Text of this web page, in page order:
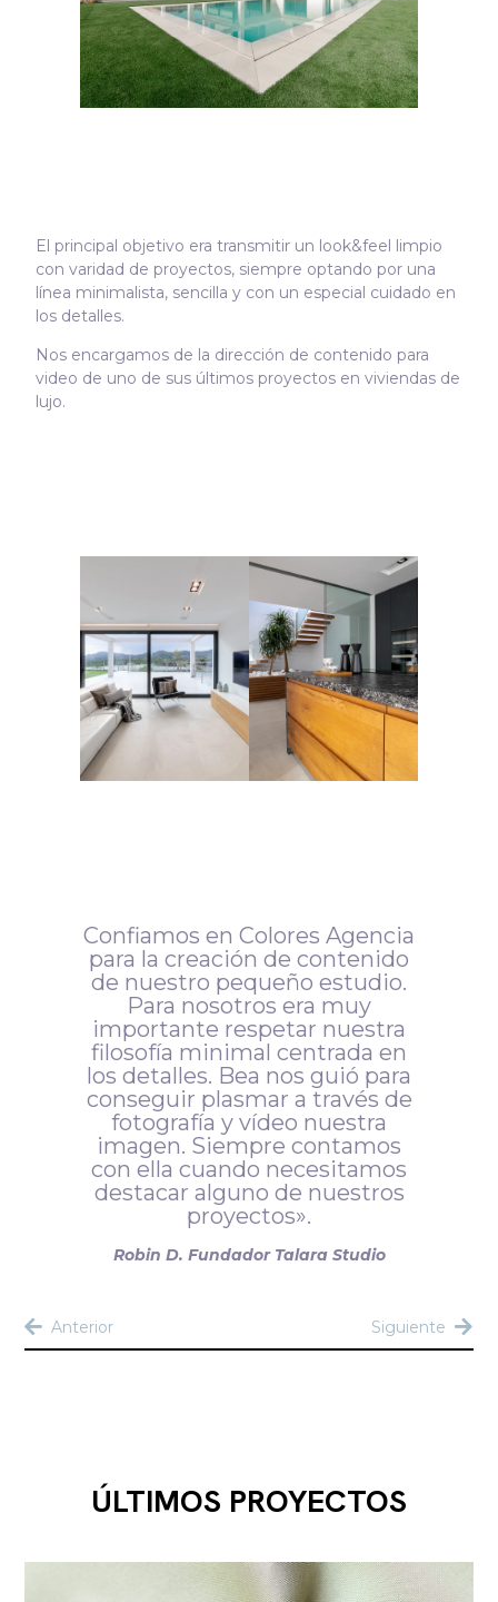
El principal objetivo era transmitir un look&feel limpio
con varidad de proyectos, siempre optando por una
línea minimalista, sencilla y con un especial cuidado en
los detalles.
Nos encargamos de la dirección de contenido para
video de uno de sus últimos proyectos en viviendas de
lujo.
Confiamos en Colores Agencia
para la creación de contenido
de nuestro pequeño estudio.
Para nosotros era muy
importante respetar nuestra
filosofía minimal centrada en
los detalles. Bea nos guió para
conseguir plasmar a través de
fotografía y vídeo nuestra
imagen. Siempre contamos
con ella cuando necesitamos
destacar alguno de nuestros
proyectos».
Robin D. Fundador Talara Studio
Anterior Siguiente
ÚLTIMOS PROYECTOS